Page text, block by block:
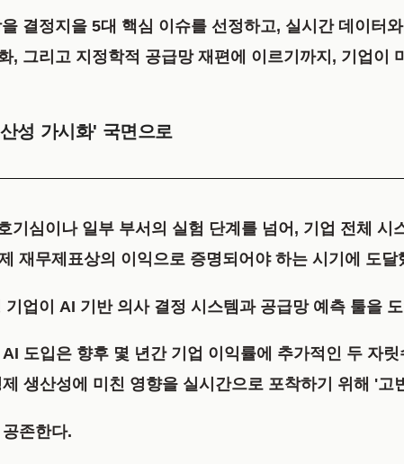
결정지을 5대 핵심 이슈를 선정하고, 실시간 데이터
, 그리고 지정학적 공급망 재편에 이르기까지, 기업이
성 가시화' 국면으로
기심이나 일부 부서의 실험 단계를 넘어, 기업 전체
재무제표상의 이익으로 증명되어야 하는 시기에 도달
기업 이 AI 기반 의사 결정 시스템과 공급망 예측 툴을
도입은 향후 몇 년간 기업 이익률에 추가적인 두 자
생산성에 미친 영향을 실시간으로 포착하기 위해 '
존한다.